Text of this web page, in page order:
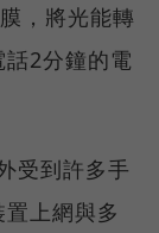
，將光能轉
2分鐘的電
受到許多手
上網與多